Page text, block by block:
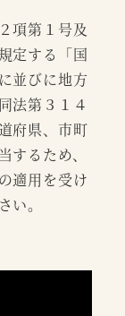
項第１号及
定する「国
並びに地方
法第３１４
府県、市町
るため、
適用を受け
い。